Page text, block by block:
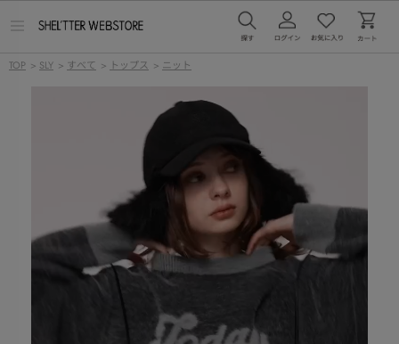
ー
TOP > SLY > すべて > トップス > ニット